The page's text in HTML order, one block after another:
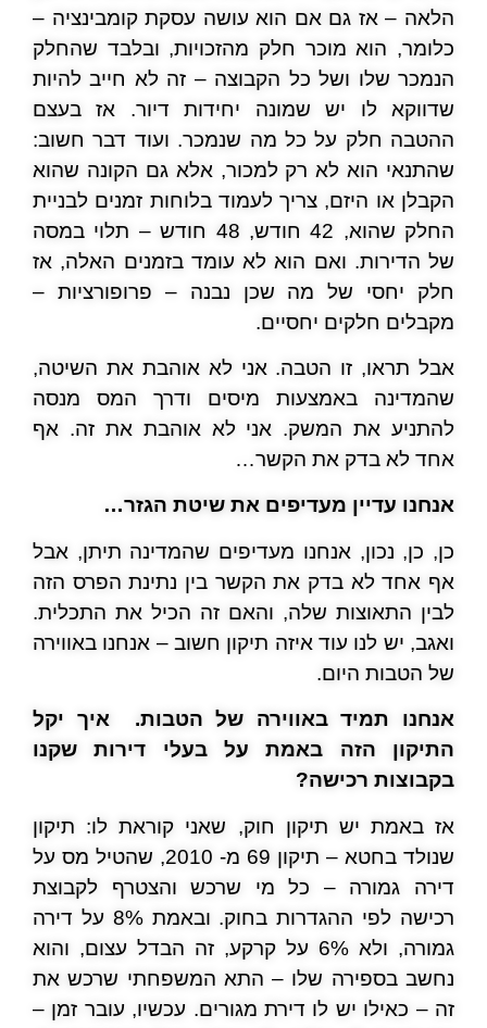
הלאה – אז גם אם הוא עושה עסקת קומבינציה –
כלומר, הוא מוכר חלק מהזכויות, ובלבד שהחלק
הנמכר שלו ושל כל הקבוצה – זה לא חייב להיות
שדווקא לו יש שמונה יחידות דיור. אז בעצם
ההטבה חלק על כל מה שנמכר. ועוד דבר חשוב:
שהתנאי הוא לא רק למכור, אלא גם הקונה שהוא
הקבלן או היזם, צריך לעמוד בלוחות זמנים לבניית
החלק שהוא, 42 חודש, 48 חודש – תלוי במסה
של הדירות. ואם הוא לא עומד בזמנים האלה, אז
חלק יחסי של מה שכן נבנה – פרופורציות –
מקבלים חלקים יחסיים.
אבל תראו, זו הטבה. אני לא אוהבת את השיטה,
שהמדינה באמצעות מיסים ודרך המס מנסה
להתניע את המשק. אני לא אוהבת את זה. אף
אחד לא בדק את הקשר…
אנחנו עדיין מעדיפים את שיטת הגזר…
כן, כן, נכון, אנחנו מעדיפים שהמדינה תיתן, אבל
אף אחד לא בדק את הקשר בין נתינת הפרס הזה
לבין התאוצות שלה, והאם זה הכיל את התכלית.
ואגב, יש לנו עוד איזה תיקון חשוב – אנחנו באווירה
של הטבות היום.
אנחנו תמיד באווירה של הטבות. איך יקל
התיקון הזה באמת על בעלי דירות שקנו
בקבוצות רכישה?
אז באמת יש תיקון חוק, שאני קוראת לו: תיקון
שנולד בחטא – תיקון 69 מ- 2010, שהטיל מס על
דירה גמורה – כל מי שרכש והצטרף לקבוצת
רכישה לפי ההגדרות בחוק. ובאמת 8% על דירה
גמורה, ולא 6% על קרקע, זה הבדל עצום, והוא
נחשב בספירה שלו – התא המשפחתי שרכש את
זה – כאילו יש לו דירת מגורים. עכשיו, עובר זמן –